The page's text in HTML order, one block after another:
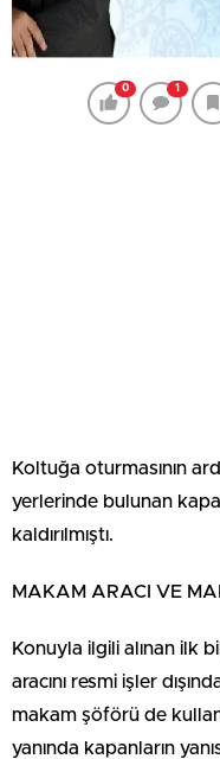
0 1
Koltuğa oturmasının
yerlerinde bulunan
kaldırılmıştı.
MAKAM ARACI VE
Konuyla ilgili alınan ilk
aracını resmi işler
makam şöförü de
yanında kapanların